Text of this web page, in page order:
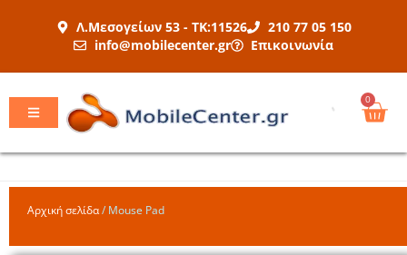
Λ.Μεσογείων 53 - ΤΚ:11526
210 77 05 150
info@mobilecenter.gr
Επικοινωνία
0
Αρχική σελίδα/Mouse Pad